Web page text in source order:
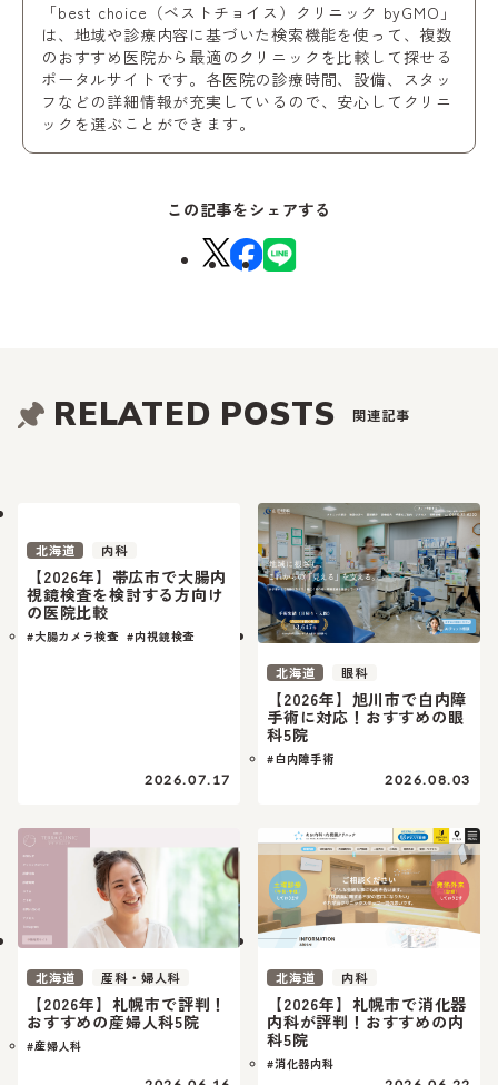
「best choice（ベストチョイス）クリニック byGMO」
は、地域や診療内容に基づいた検索機能を使って、複数
のおすすめ医院から最適のクリニックを比較して探せる
ポータルサイトです。各医院の診療時間、設備、スタッ
フなどの詳細情報が充実しているので、安心してクリニ
ックを選ぶことができます。
この記事をシェアする
RELATED POSTS 関連記事
北海道 内科
【2026年】帯広市で大腸内
視鏡検査を検討する方向け
の医院比較
#大腸カメラ検査 #内視鏡検査
2026.07.17
北海道 眼科
【2026年】旭川市で白内障
手術に対応！おすすめの眼
科5院
#白内障手術
2026.08.03
北海道 産科・婦人科
【2026年】札幌市で評判！
おすすめの産婦人科5院
#産婦人科
北海道 内科
【2026年】札幌市で消化器
内科が評判！おすすめの内
科5院
#消化器内科